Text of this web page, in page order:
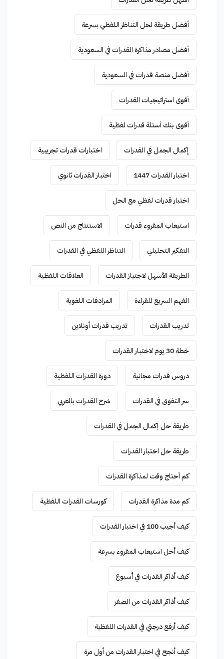
أفضل طريقة لحل التناظر اللفظي بسرعة
أفضل مصادر مذاكرة القدرات في السعودية
أفضل منصة قدرات في السعودية
أقوى استراتيجيات القدرات
أقوى بنك أسئلة قدرات لفظية
إكمال الجمل في القدرات اختبارات قدرات تجريبية
اختبار القدرات 1447 اختبار القدرات ثانوي
اختبار قدرات لفظي مع الحل
استيعاب المقروء قدرات الاستنتاج من النص
التفكير التحليلي التناظر اللفظي في القدرات
الطريقة الأسهل لاجتياز القدرات العلاقات اللفظية
الفهم السريع للقراءة المرادفات اللغوية
تدريب القدرات تدريب قدرات أونلاين
خطة 30 يوم لاختبار القدرات
دروس قدرات مجانية دورة القدرات اللفظية
سر التفوق في القدرات شرح القدرات بالعربي
طريقة حل إكمال الجمل في القدرات
طريقة حل اختبار القدرات
كم أحتاج وقت لمذاكرة القدرات
كم مدة مذاكرة القدرات كورسات القدرات اللفظية
كيف أجيب 100 في اختبار القدرات
كيف أحل استيعاب المقروء بسرعة
كيف أذاكر القدرات في أسبوع
كيف أذاكر القدرات من الصفر
كيف أرفع درجتي في القدرات اللفظية
كيف أنجح في اختبار القدرات من أول مرة